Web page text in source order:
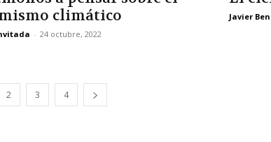
climático
- 24 octubre, 2022
Javier
2 3 4